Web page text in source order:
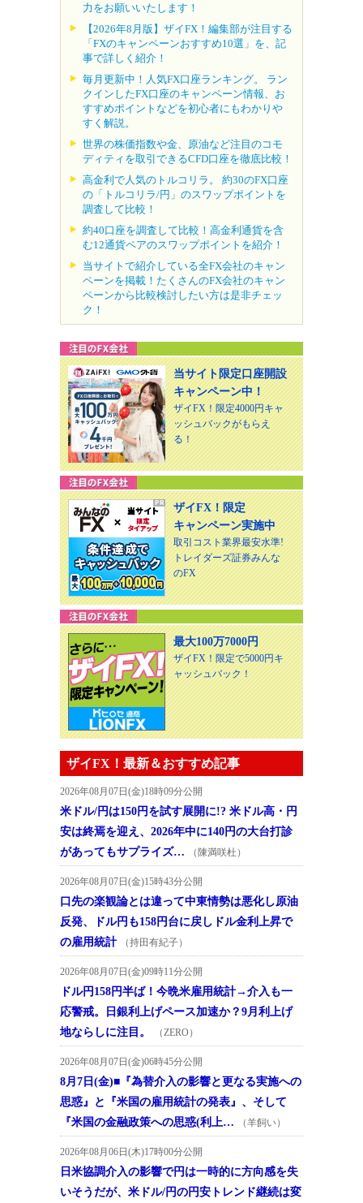
力をお願いいたします！
【2026年8月版】ザイFX！編集部が注目する
「FXのキャンペーンおすすめ10選」を、記
事で詳しく紹介！
毎月更新中！人気FX口座ランキング。 ラン
クインしたFX口座のキャンペーン情報、お
すすめポイントなどを初心者にもわかりや
すく解説。
世界の株価指数や金、原油など注目のコモ
ディティを取引できるCFD口座を徹底比較！
高金利で人気のトルコリラ。 約30のFX口座
の「トルコリラ/円」のスワップポイントを
調査して比較！
約40口座を調査して比較！高金利通貨を含
む12通貨ペアのスワップポイントを紹介！
当サイトで紹介している全FX会社のキャン
ペーンを掲載！たくさんのFX会社のキャン
ペーンから比較検討したい方は是非チェッ
ク！
当サイト限定口座開設
キャンペーン中！
ザイFX！限定4000円キャ
ッシュバックがもらえ
る！
ザイFX！限定
キャンペーン実施中
取引コスト業界最安水準!
トレイダーズ証券みんな
のFX
最大100万7000円
ザイFX！限定で5000円キ
ャッシュバック！
ザイFX！最新＆おすすめ記事
2026年08月07日(金)18時09分公開
米ドル/円は150円を試す展開に!? 米ドル高・円
安は終焉を迎え、2026年中に140円の大台打診
があってもサプライズ…
（陳満咲杜）
2026年08月07日(金)15時43分公開
口先の楽観論とは違って中東情勢は悪化し原油
反発、ドル円も158円台に戻しドル金利上昇で
の雇用統計
（持田有紀子）
2026年08月07日(金)09時11分公開
ドル円158円半ば！今晩米雇用統計→介入も一
応警戒。日銀利上げペース加速か？9月利上げ
地ならしに注目。
（ZERO）
2026年08月07日(金)06時45分公開
8月7日(金)■『為替介入の影響と更なる実施への
思惑』と『米国の雇用統計の発表』、そして
『米国の金融政策への思惑(利上…
（羊飼い）
2026年08月06日(木)17時00分公開
日米協調介入の影響で円は一時的に方向感を失
いそうだが、米ドル/円の円安トレンド継続は変